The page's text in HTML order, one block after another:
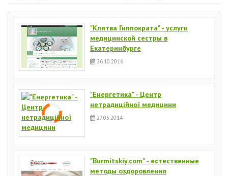
"Клятва Гиппократа" - услуги
медицинской сестры в
Екатеринбурге
26.10.2016
"Енергетика" - Центр
нетрадиційної медицини
27.05.2014
"Burmitskiy.com" - естественные
методы оздоровления